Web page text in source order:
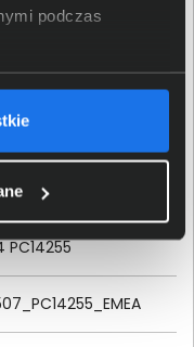
podczas
PC14255